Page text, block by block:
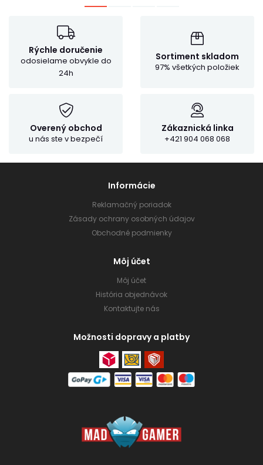
Rýchle doručenie
odosielame obvykle do
24h
Sortiment skladom
97% všetkých položiek
Overený obchod
u nás ste v bezpečí
Zákaznická linka
+421 904 068 068
Informácie
Reklamačný poriadok
Zásady ochrany osobných údajov
Obchodné podmienky
Môj účet
Môj účet
História objednávok
Kontaktujte nás
Možnosti dopravy a platby